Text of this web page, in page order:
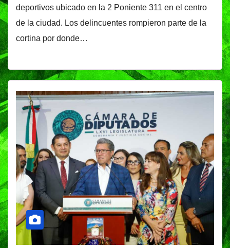
deportivos ubicado en la 2 Poniente 311 en el centro
de la ciudad. Los delincuentes rompieron parte de la
cortina por donde…